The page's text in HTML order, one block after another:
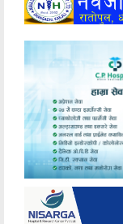
मनोरञ्जन
अन्य